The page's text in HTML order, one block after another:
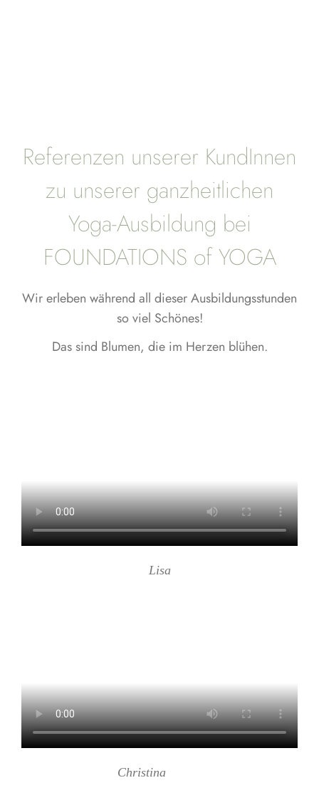
Referenzen unserer KundInnen
zu unserer ganzheitlichen
Yoga-Ausbildung bei
FOUNDATIONS of YOGA
Wir erleben während all dieser Ausbildungsstunden
so viel Schönes!
Das sind Blumen, die im Herzen blühen.
Lisa
Christina